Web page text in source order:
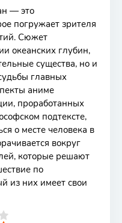
— это
погружает зрителя
Сюжет
океанских глубин,
существа, но и
главных
аниме
проработанных
подтексте,
о месте человека в
вокруг
которые решают
по
из них имеет свои